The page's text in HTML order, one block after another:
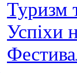
Туризм
Успіхи